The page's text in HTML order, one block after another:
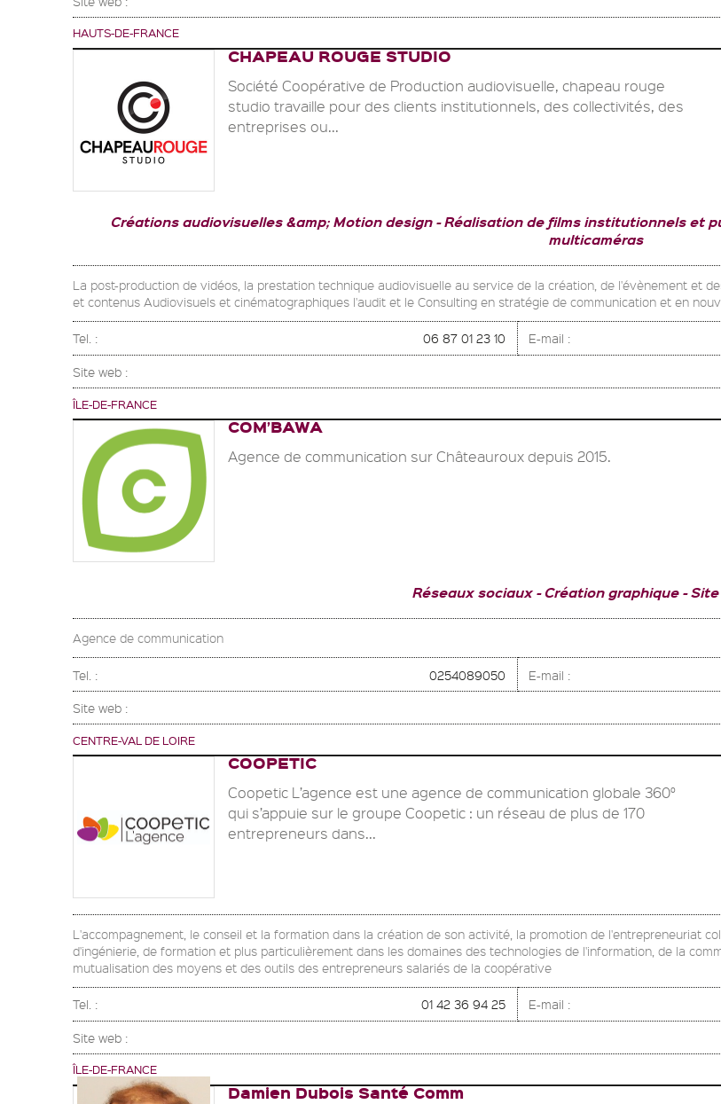
HAUTS-DE-FRANCE
CHAPEAU ROUGE STUDIO
Société Coopérative de Production audiovisuelle, chapeau rouge
studio travaille pour des clients institutionnels, des collectivités, des
entreprises ou...
Créations audiovisuelles &amp; Motion design Réalisation de films institutionnels et
multicaméras
La post-production de vidéos, la prestation technique audiovisuelle au service de la création, de l'évènement et
et contenus Audiovisuels et cinématographiques l'audit et le Consulting en stratégie de communication et en
Tel. : 06 87 01 23 10 E-mail :
Site web :
ÎLE-DE-FRANCE
COM’BAWA
Agence de communication sur Châteauroux depuis 2015.
Réseaux sociaux Création graphique
Agence de communication
Tel. : 0254089050 E-mail :
Site web :
CENTRE-VAL DE LOIRE
COOPETIC
Coopetic L’agence est une agence de communication globale 360°
qui s’appuie sur le groupe Coopetic : un réseau de plus de 170
entrepreneurs dans...
L'accompagnement, le conseil et la formation dans la création de son activité, la promotion de l'entrepreneuriat
d'ingénierie, de formation et plus particulièrement dans les domaines des technologies de l'information, de la
mutualisation des moyens et des outils des entrepreneurs salariés de la coopérative
Tel. : 01 42 36 94 25 E-mail :
Site web :
ÎLE-DE-FRANCE
Damien Dubois Santé Comm